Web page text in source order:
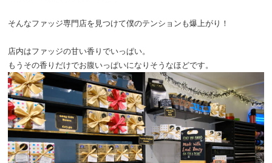
そんなファッジ専門店を見つけて僕のテンションも爆上がり！
店内はファッジの甘い香りでいっぱい。
もうその香りだけでお腹いっぱいになりそうなほどです。